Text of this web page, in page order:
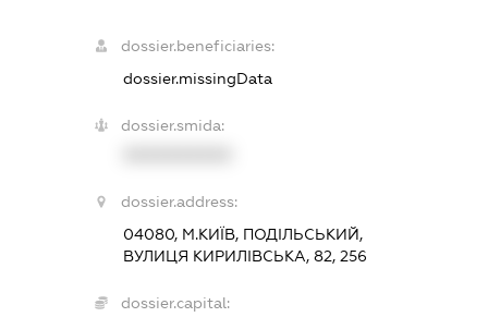
dossier.beneficiaries:
dossier.missingData
dossier.smida:
dossier.address:
04080, М.КИЇВ, ПОДІЛЬСЬКИЙ,
ВУЛИЦЯ КИРИЛІВСЬКА, 82, 256
dossier.capital: